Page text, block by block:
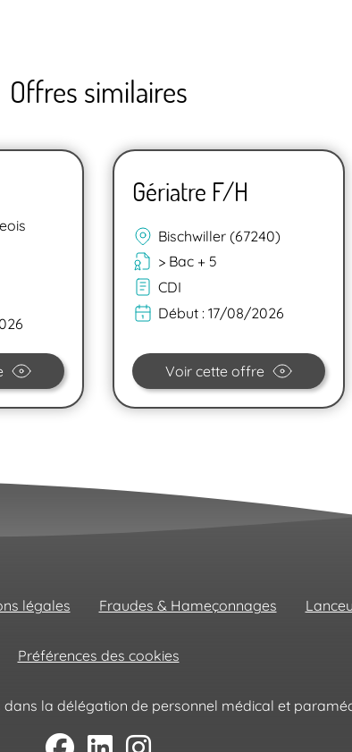
Offres similaires
Gériatre F/H
Bischwiller (67240)
> Bac + 5
CDI
Début : 17/08/2026
Voir cette offre
légales Fraudes & Hameçonnages
Préférences des cookies
dans la délégation de personnel médical et